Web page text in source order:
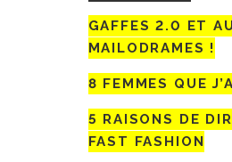
GAFFES 2.0 ET
MAILODRAMES !
8 FEMMES QUE
5 RAISONS DE
FAST FASHION